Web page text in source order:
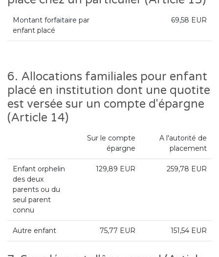
Montant forfaitaire par
enfant placé
69,58 EUR
6. Allocations familiales pour enfant
placé en institution dont une quotite
est versée sur un compte d'épargne
(Article 14)
Sur le compte
épargne
A l'autorité de
placement
Enfant orphelin
des deux
parents ou du
seul parent
connu
129,89 EUR 259,78 EUR
Autre enfant 75,77 EUR 151,54 EUR